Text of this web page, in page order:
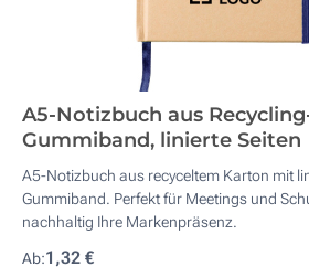
A5-Notizbuch aus
Gummiband, linierte Seiten
A5-Notizbuch aus recyceltem Karton mit
Gummiband. Perfekt für Meetings und
nachhaltig Ihre Markenpräsenz.
Ab:1,32 €